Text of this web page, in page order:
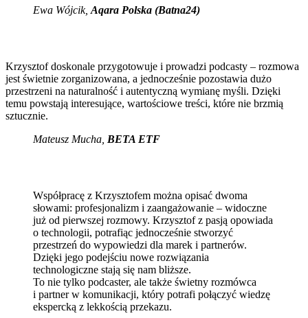
Ewa Wójcik, Aqara Polska (Batna24)
Krzysztof doskonale przygotowuje i prowadzi podcasty – rozmowa
jest świetnie zorganizowana, a jednocześnie pozostawia dużo
przestrzeni na naturalność i autentyczną wymianę myśli. Dzięki
temu powstają interesujące, wartościowe treści, które nie brzmią
sztucznie.
Mateusz Mucha BETA ETF
Współpracę z Krzysztofem można opisać dwoma
słowami: profesjonalizm i zaangażowanie – widoczne
już od pierwszej rozmowy. Krzysztof z pasją opowiada
o technologii, potrafiąc jednocześnie stworzyć
przestrzeń do wypowiedzi dla marek i partnerów.
Dzięki jego podejściu nowe rozwiązania
technologiczne stają się nam bliższe.
To nie tylko podcaster, ale także świetny rozmówca
i partner w komunikacji, który potrafi połączyć wiedzę
ekspercką z lekkością przekazu.